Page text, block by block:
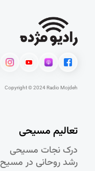
Copyright © 2024 Radio Mojdeh
تعالیم مسیحی
درک نجات مسيحی
رشد روحانی در مسيح